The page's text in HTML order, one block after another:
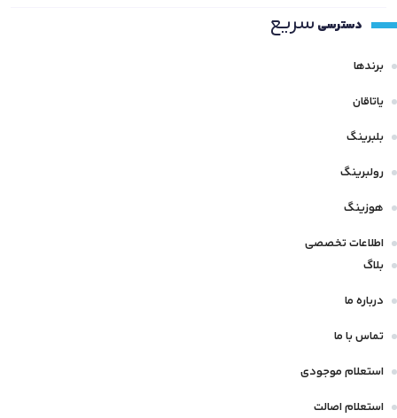
دسترسی سریع
برندها
یاتاقان
بلبرینگ
رولبرینگ
هوزینگ
اطلاعات تخصصی
بلاگ
درباره ما
تماس با ما
استعلام موجودی
استعلام اصالت